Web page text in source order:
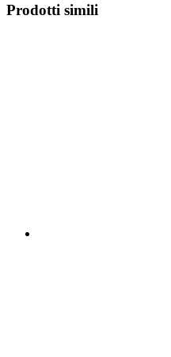
Prodotti simili